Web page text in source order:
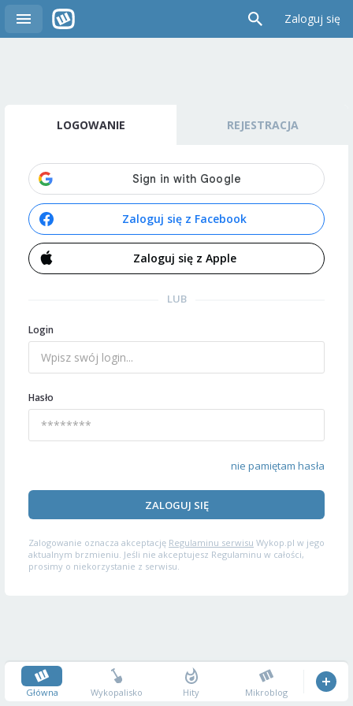
Zaloguj się
LOGOWANIE REJESTRACJA
Zaloguj się z Facebook
Zaloguj się z Apple
LUB
Login
Hasło
nie pamiętam hasła
ZALOGUJ SIĘ
Zalogowanie oznacza akceptację Regulaminu serwisu Wykop.pl w jego
aktualnym brzmieniu. Jeśli nie akceptujesz Regulaminu w całości,
prosimy o niekorzystanie z serwisu.
Główna Wykopalisko Hity Mikroblog